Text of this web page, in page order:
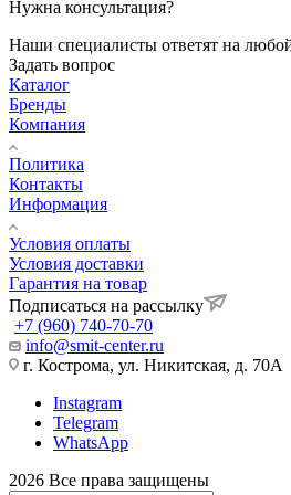
Нужна консультация?
Наши специалисты ответят на
Задать вопрос
Каталог
Бренды
Компания
Политика
Контакты
Информация
Условия оплаты
Условия доставки
Гарантия на товар
Подписаться на рассылку
+7 (960) 740-70-70
info@smit-center.ru
г. Кострома, ул. Никитская, д. 70А
Instagram
Telegram
WhatsApp
2026 Все права защищены